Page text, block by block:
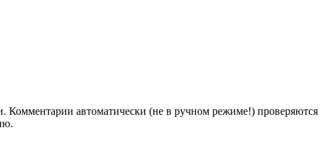
Комментарии автоматически (не в ручном режиме!) проверяются